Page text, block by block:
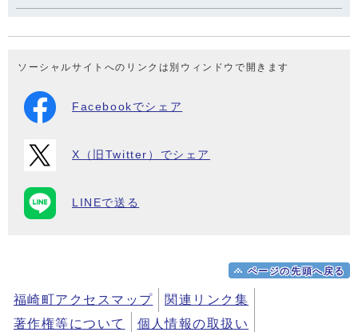
ソーシャルサイトへのリンクは別ウィンドウで開きます
Facebookでシェア
X（旧Twitter）でシェア
LINEで送る
ページの先頭へ戻る
福崎町アクセスマップ
関連リンク集
著作権等について
個人情報の取扱い